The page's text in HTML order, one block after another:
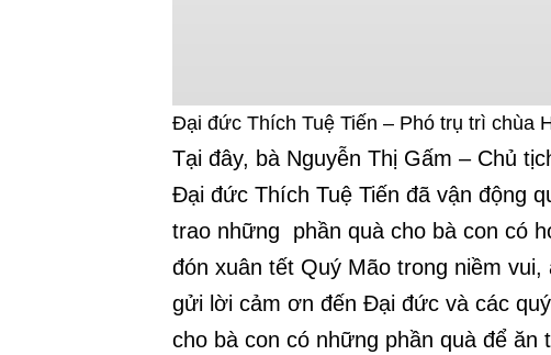
Đại đức Thích Tuệ Tiến – Phó trụ trì chùa
Tại đây, bà Nguyễn Thị Gấm – Chủ
Đại đức Thích Tuệ Tiến đã vận động
trao những phần quà cho bà con có
đón xuân tết Quý Mão trong niềm
gửi lời cảm ơn đến Đại đức và các
cho bà con có những phần quà để